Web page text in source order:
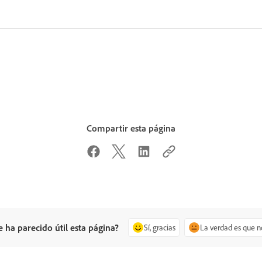
Compartir esta página
ha parecido útil esta página? Sí, gracias La verdad es que